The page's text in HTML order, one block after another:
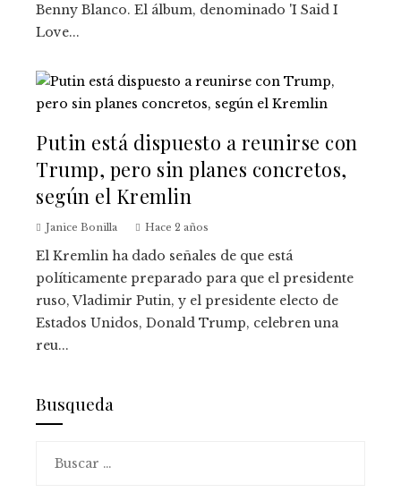
Benny Blanco. El álbum, denominado 'I Said I
Love...
Putin está dispuesto a reunirse con
Trump, pero sin planes concretos,
según el Kremlin
Janice Bonilla Hace 2 años
El Kremlin ha dado señales de que está
políticamente preparado para que el presidente
ruso, Vladimir Putin, y el presidente electo de
Estados Unidos, Donald Trump, celebren una
reu...
Busqueda